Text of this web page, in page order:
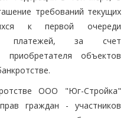
требований текущих
к первой очереди
платежей, за счет
объектов
ООО "Юг-Стройка"
граждан - участников